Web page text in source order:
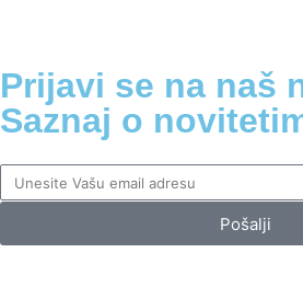
Prijavi se na naš
Saznaj o
Pošalji